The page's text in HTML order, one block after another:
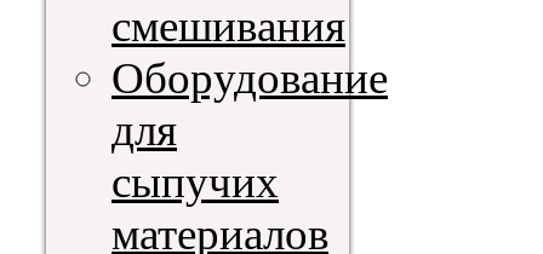
смешивания
Оборудование
для
сыпучих
материалов